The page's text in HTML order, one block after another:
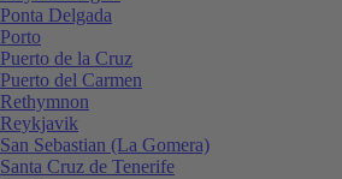
Ponta Delgada
Porto
Puerto de la Cruz
Puerto del Carmen
Rethymnon
Reykjavik
San Sebastian (La Gomera)
Santa Cruz de Tenerife